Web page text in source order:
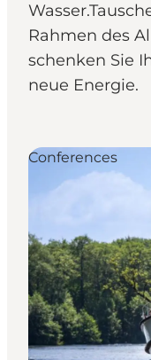
Rahmen des
schenken Sie
neue Energie.
Conferences